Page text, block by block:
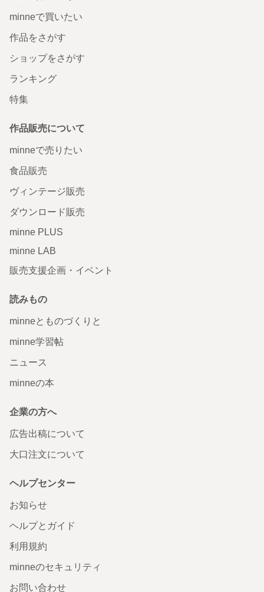
minneで買いたい
作品をさがす
ショップをさがす
ランキング
特集
作品販売について
minneで売りたい
食品販売
ヴィンテージ販売
ダウンロード販売
minne PLUS
minne LAB
販売支援企画・イベント
読みもの
minneとものづくりと
minne学習帖
ニュース
minneの本
企業の方へ
広告出稿について
大口注文について
ヘルプセンター
お知らせ
ヘルプとガイド
利用規約
minneのセキュリティ
お問い合わせ